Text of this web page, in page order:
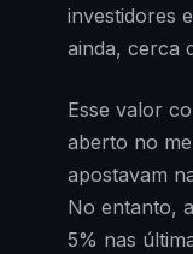
investidores
ainda, cerca
Esse valor
aberto no
apostavam
No entanto,
5% nas